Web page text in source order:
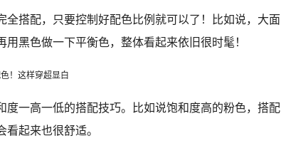
全搭配，只要控制好配色比例就可以了！比如说，大面
黑色做一下平衡色，整体看起来依旧很时髦！
度一高一低的搭配技巧。比如说饱和度高的粉色，搭配
起来也很舒适。